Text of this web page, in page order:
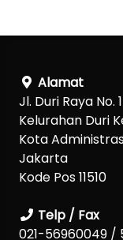
Alamat
Jl. Duri Raya No.
Kelurahan Duri
Kota
Jakarta
Kode Pos 11510
Telp / Fax
021-56960049 /